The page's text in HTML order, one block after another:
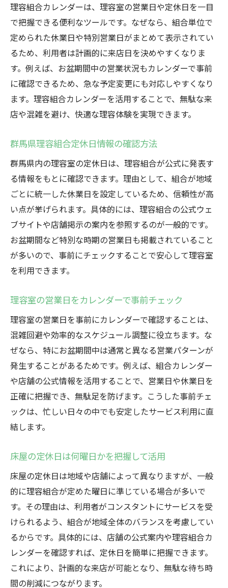
理容組合カレンダーは、理容室の営業日や定休日を一目
で把握できる便利なツールです。なぜなら、組合単位で
定められた休業日や特別営業日がまとめて表示されてい
るため、利用者は計画的に来店日を決めやすくなりま
す。例えば、お盆期間中の営業状況もカレンダーで事前
に確認できるため、急な予定変更にも対応しやすくなり
ます。理容組合カレンダーを活用することで、無駄な来
店や混雑を避け、快適な理容体験を実現できます。
群馬県理容組合定休日情報の確認方法
群馬県内の理容室の定休日は、理容組合が公式に発表す
る情報をもとに確認できます。理由として、組合が地域
ごとに統一した休業日を設定しているため、信頼性が高
い点が挙げられます。具体的には、理容組合の公式ウェ
ブサイトや店舗掲示の案内を参照するのが一般的です。
お盆期間など特別な時期の営業日も掲載されていること
が多いので、事前にチェックすることで安心して理容室
を利用できます。
理容室の営業日をカレンダーで事前チェック
理容室の営業日を事前にカレンダーで確認することは、
混雑回避や効率的なスケジュール調整に役立ちます。な
ぜなら、特にお盆期間中は通常と異なる営業パターンが
発生することがあるためです。例えば、組合カレンダー
や店舗の公式情報を活用することで、営業日や休業日を
正確に把握でき、無駄足を防げます。こうした事前チェ
ックは、忙しい日々の中でも安定したサービス利用に直
結します。
床屋の定休日は何曜日かを把握して活用
床屋の定休日は地域や店舗によって異なりますが、一般
的に理容組合が定めた曜日に準じている場合が多いで
す。その理由は、利用者がコンスタントにサービスを受
けられるよう、組合が地域全体のバランスを考慮してい
るからです。具体的には、店舗の公式案内や理容組合カ
レンダーを確認すれば、定休日を簡単に把握できます。
これにより、計画的な来店が可能となり、無駄な待ち時
間の削減につながります。